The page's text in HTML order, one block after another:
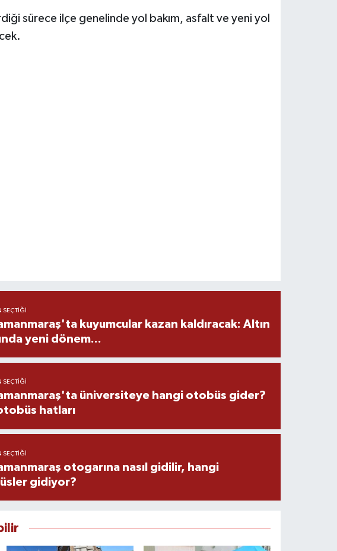
sürece ilçe genelinde yol bakım, asfalt ve yeni yol
SEÇTIĞI
kuyumcular kazan kaldıracak: Altın
yeni dönem...
SEÇTIĞI
üniversiteye hangi otobüs gider?
hatları
SEÇTIĞI
otogarına nasıl gidilir, hangi
gidiyor?